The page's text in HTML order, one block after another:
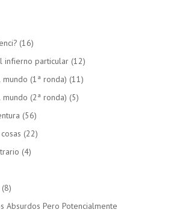
(16)
infierno particular (12)
(1ª ronda) (11)
(2ª ronda) (5)
(56)
(22)
(4)
(8)
Absurdos Pero Potencialmente